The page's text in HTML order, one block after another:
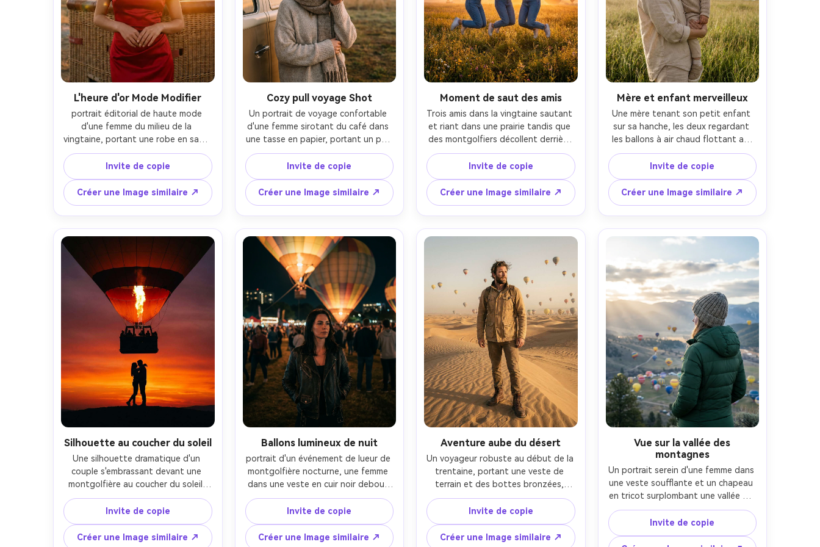
L'heure d'or Mode Modifier
portrait éditorial de haute mode
d'une femme du milieu de la
vingtaine, portant une robe en satin
rouge audacieuse et des boucles
d'oreilles dorées, posant en toute
confiance près d'un panier de
ballons à air chaud à l'heure d'or,
ballons se levant au loin,
rétroéclairage chaud avec éclairage
de lentille, prise sur Hasselblad X2D,
80mm, encadrement à la taille,
texture de peau propre, look de
couverture de magazine, ultra-
réaliste- -ar 4:5
Invite de copie
Créer une Image similaire ↗
Cozy pull voyage Shot
Un portrait de voyage confortable
d'une femme sirotant du café dans
une tasse en papier, portant un pull
surdimensionné en flocons d'avoine,
un bonnet et une écharpe, debout
près d'une camionnette garée près
d'un champ de montgolfières au
lever du soleil, brouillard doux et ciel
pastel, prise sur Canon EOS R6,
85mm f/1.4, profondeur de champ
peu profonde, tons chauds,
photographie de style de vie
photoréaliste-AR 4:5
Invite de copie
Créer une Image similaire ↗
Moment de saut des amis
Trois amis dans la vingtaine sautant
et riant dans une prairie tandis que
des montgolfiers décollent derrière
eux, des tenues décontractées dans
des couleurs vives, un flou de
mouvement sincère sur le saut mais
des visages tranchants, la lumière du
lever du soleil, prise sur Sony A1,
objectif 24 mm, grand-encadrement
angulaire sur tout le corps,
réaliste de la peau et du tissu-AR
4:5
Invite de copie
Créer une Image similaire ↗
Mère et enfant merveilleux
Une mère tenant son petit enfant
sur sa hanche, les deux regardant
les ballons à air chaud flottant au-
dessus de la tête, lumière douce du
matin, sourires doux, tenues
neutres, cadre de champ herbeux,
prise sur Nikon Z7 II, 50mm f/1.8,
cadre demi-corps, couleurs
naturelles, portrait de famille
photoréaliste avec un ton
émotionnel chaleureux-AR 4:5
Invite de copie
Créer une Image similaire ↗
Silhouette au coucher du soleil
Une silhouette dramatique d'un
couple s'embrassant devant une
montgolfière au coucher du soleil,
ciel en dégradé orange et violet
profond, flamme de brûleur visible à
l'intérieur de la montgolfière, prise
sur Canon EOS R5, 70-200mm à
Invite de copie
Créer une Image similaire ↗
Ballons lumineux de nuit
portrait d'un événement de lueur de
montgolfière nocturne, une femme
dans une veste en cuir noir debout
avec les mains dans les poches, des
ballons allumés de l'intérieur comme
des lanternes derrière elle, des
lumières de festival bokeh, prises sur
Invite de copie
Créer une Image similaire ↗
Aventure aube du désert
Un voyageur robuste au début de la
trentaine, portant une veste de
terrain et des bottes bronzées,
debout sur des dunes de sable du
désert avec des montgolfiers à air
chaud se levant en arrière-plan, la
lumière du lever du soleil lançant de
Invite de copie
Créer une Image similaire ↗
Vue sur la vallée des
montagnes
Un portrait serein d'une femme dans
une veste soufflante et un chapeau
en tricot surplombant une vallée de
montagne remplie de montgolfiers,
des tons frais du matin avec des
rayons doux du soleil perçant les
Invite de copie